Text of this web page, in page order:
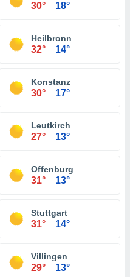
30° 18°
Heilbronn
32° 14°
Konstanz
30° 17°
Leutkirch
27° 13°
Offenburg
31° 13°
Stuttgart
31° 14°
Villingen
29° 13°